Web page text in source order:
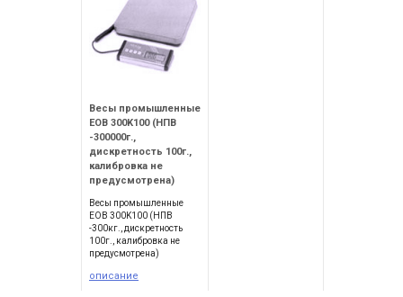
Весы промышленные
EOB 300K100 (НПВ
-300000г.,
дискретность 100г.,
калибровка не
предусмотрена)
Весы промышленные
EOB 300K100 (НПВ
-300кг., дискретность
100г., калибровка не
предусмотрена)
описание